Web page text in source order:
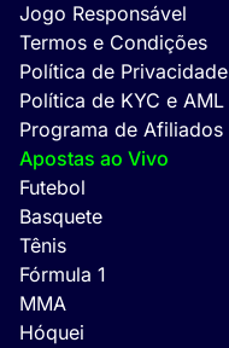
Jogo Responsável
Termos e Condições
Política de Privacidade
Política de KYC e AML
Programa de Afiliados
Apostas ao Vivo
Futebol
Basquete
Tênis
Fórmula 1
MMA
Hóquei